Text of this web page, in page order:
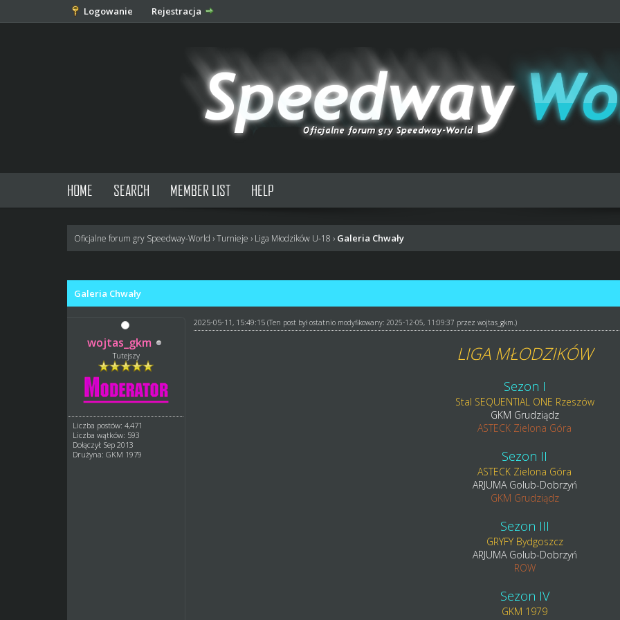
Logowanie Rejestracja
HOME SEARCH MEMBER LIST HELP
Oficjalne forum gry Speedway-World ›Turnieje › Liga Młodzików U-18 › Galeria Chwały
Galeria Chwały
wojtas_gkm
Tutejszy
Liczba postów: 4,471
Liczba wątków: 593
Dołączył: Sep 2013
Drużyna: GKM 1979
2025-05-11, 15:49:15 (Ten post był ostatnio modyfikowany: 2025-12-05, 11:09:37 przez wojtas_gkm.)
LIGA MŁODZIKÓW
Sezon I
Stal SEQUENTIAL ONE Rzeszów
GKM Grudziądz
ASTECK Zielona Góra
Sezon II
ASTECK Zielona Góra
ARJUMA Golub-Dobrzyń
GKM Grudziądz
Sezon III
GRYFY Bydgoszcz
ARJUMA Golub-Dobrzyń
ROW
Sezon IV
GKM 1979